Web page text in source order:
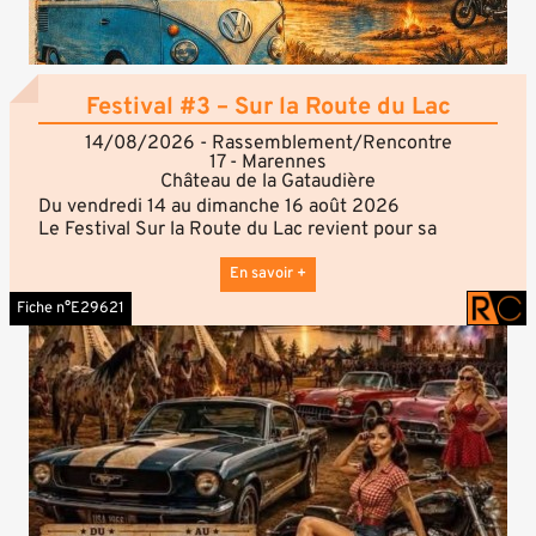
Festival #3 – Sur la Route du Lac
14/08/2026 - Rassemblement/Rencontre
17 - Marennes
Château de la Gataudière
Du vendredi 14 au dimanche 16 août 2026
Le Festival Sur la Route du Lac revient pour sa
troisième édition au Château de la Gataudière.
Pendant trois jours, les passionnés de Volkswagen
anciennes et de véhicules de caractère pourront
profiter d'un grand rassemblement de Combi, Cox et
Buggies, dans une ambiance vintage et conviviale.
Le festival est également ouvert aux véhicules
intemporels et de prestige et propose de
nombreuses animations, concerts, balades et
activités pour toute la famille.
Au programme :
Exposition de Combi, Cox et Buggies
Rassemblement de véhicules anciens et de prestige
Rétro-camping
En savoir +
Fiche n°E29621